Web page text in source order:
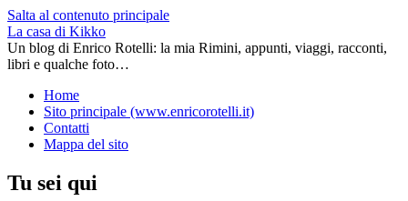
Salta al contenuto principale
La casa di Kikko
Un blog di Enrico Rotelli: la mia Rimini, appunti, viaggi, racconti,
libri e qualche foto…
Home
Sito principale (www.enricorotelli.it)
Contatti
Mappa del sito
Tu sei qui